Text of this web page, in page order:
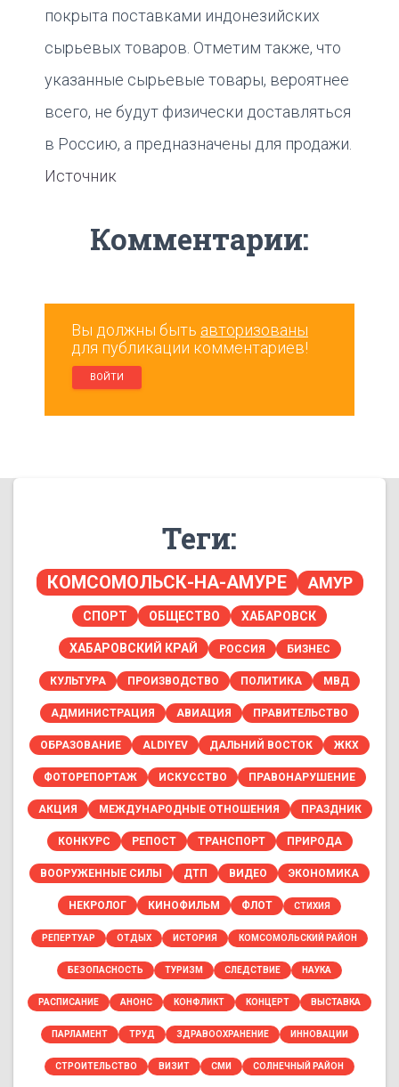
покрыта поставками индонезийских
сырьевых товаров. Отметим также, что
указанные сырьевые товары, вероятнее
всего, не будут физически доставляться
в Россию, а предназначены для продажи.
Источник
Комментарии:
Вы должны быть авторизованы
для публикации комментариев!
ВОЙТИ
Теги:
КОМСОМОЛЬСК-НА-АМУРЕ АМУР
СПОРТ ОБЩЕСТВО ХАБАРОВСК
ХАБАРОВСКИЙ КРАЙ РОССИЯ БИЗНЕС
КУЛЬТУРА ПРОИЗВОДСТВО ПОЛИТИКА МВД
АДМИНИСТРАЦИЯ АВИАЦИЯ ПРАВИТЕЛЬСТВО
ОБРАЗОВАНИЕ ALDIYEV ДАЛЬНИЙ ВОСТОК ЖКХ
ФОТОРЕПОРТАЖ ИСКУССТВО ПРАВОНАРУШЕНИЕ
АКЦИЯ МЕЖДУНАРОДНЫЕ ОТНОШЕНИЯ ПРАЗДНИК
КОНКУРС РЕПОСТ ТРАНСПОРТ ПРИРОДА
ВООРУЖЕННЫЕ СИЛЫ ДТП ВИДЕО ЭКОНОМИКА
НЕКРОЛОГ КИНОФИЛЬМ ФЛОТ СТИХИЯ
РЕПЕРТУАР ОТДЫХ ИСТОРИЯ КОМСОМОЛЬСКИЙ РАЙОН
БЕЗОПАСНОСТЬ ТУРИЗМ СЛЕДСТВИЕ НАУКА
РАСПИСАНИЕ АНОНС КОНФЛИКТ КОНЦЕРТ ВЫСТАВКА
ПАРЛАМЕНТ ТРУД ЗДРАВООХРАНЕНИЕ ИННОВАЦИИ
СТРОИТЕЛЬСТВО ВИЗИТ СМИ СОЛНЕЧНЫЙ РАЙОН